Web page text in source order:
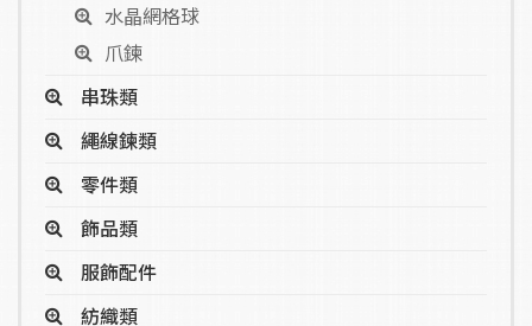
水晶網格球
爪鍊
串珠類
繩線鍊類
零件類
飾品類
服飾配件
紡織類